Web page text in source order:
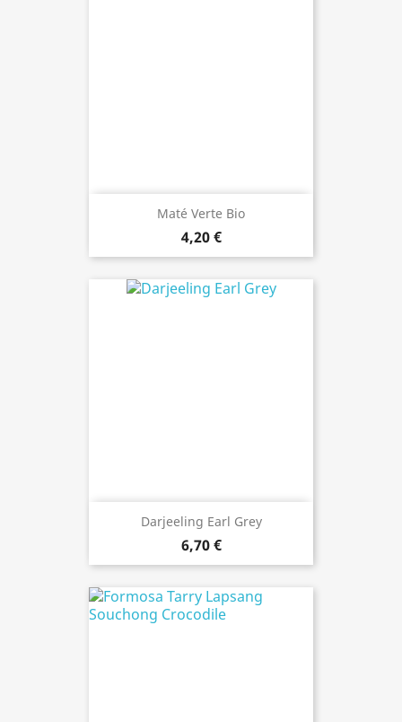
Maté Verte Bio
4,20 €
Darjeeling Earl Grey
6,70 €